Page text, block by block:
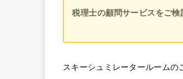
税理士の顧問サービスをご検
スキーシュミレータールームの